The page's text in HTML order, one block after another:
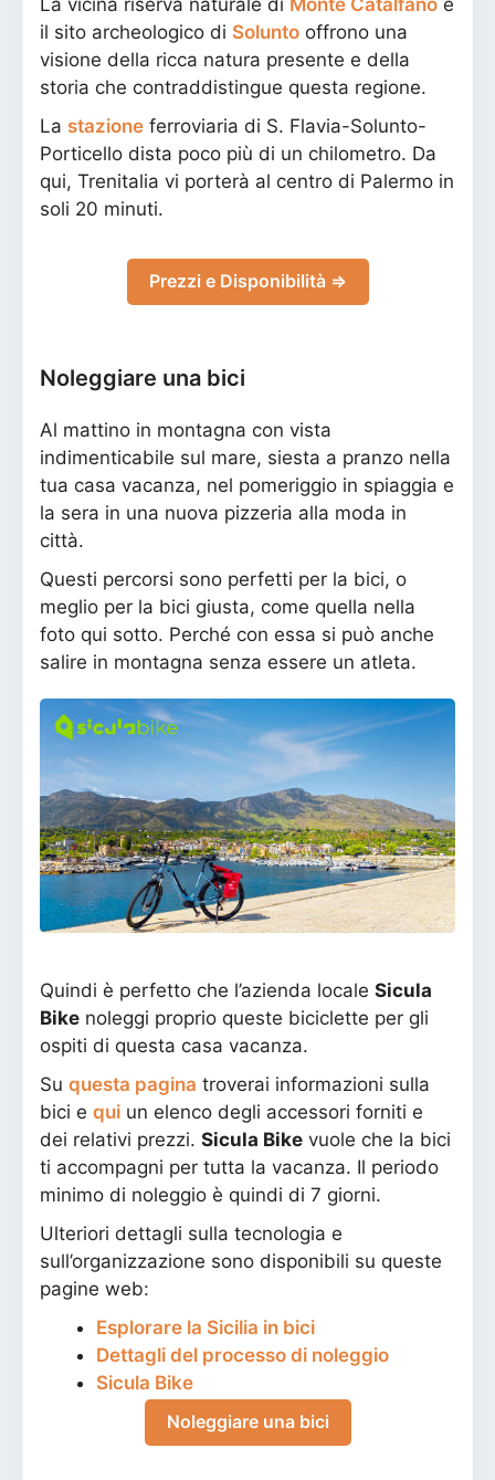
La vicina riserva naturale di Monte Catalfano e
il sito archeologico di Solunto offrono una
visione della ricca natura presente e della
storia che contraddistingue questa regione.
La stazione ferroviaria di S. Flavia-Solunto-
Porticello dista poco più di un chilometro. Da
qui, Trenitalia vi porterà al centro di Palermo in
soli 20 minuti.
Prezzi e Disponibilità ⇒
Noleggiare una bici
Al mattino in montagna con vista
indimenticabile sul mare, siesta a pranzo nella
tua casa vacanza, nel pomeriggio in spiaggia e
la sera in una nuova pizzeria alla moda in
città.
Questi percorsi sono perfetti per la bici, o
meglio per la bici giusta, come quella nella
foto qui sotto. Perché con essa si può anche
salire in montagna senza essere un atleta.
Quindi è perfetto che l’azienda locale Sicula
Bike noleggi proprio queste biciclette per gli
ospiti di questa casa vacanza.
Su questa pagina troverai informazioni sulla
bici e qui un elenco degli accessori forniti e
dei relativi prezzi. Sicula Bike vuole che la bici
ti accompagni per tutta la vacanza. Il periodo
minimo di noleggio è quindi di 7 giorni.
Ulteriori dettagli sulla tecnologia e
sull’organizzazione sono disponibili su queste
pagine web:
Esplorare la Sicilia in bici
Dettagli del processo di noleggio
Sicula Bike
Noleggiare una bici